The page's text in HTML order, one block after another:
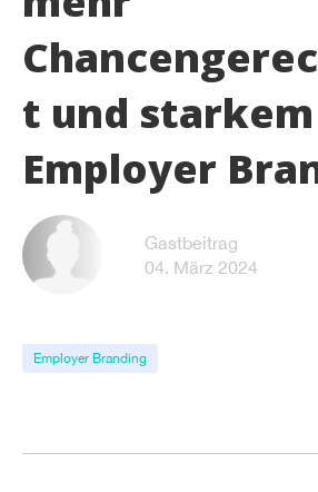
t und starkem
Employer
Gastbeitrag
04. März 2024
Employer Branding